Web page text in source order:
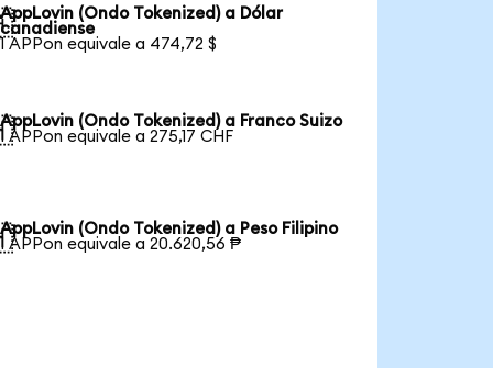
AppLovin (Ondo Tokenized) a Dólar
canadiense
1 APPon equivale a 474,72 $
AppLovin (Ondo Tokenized) a Franco Suizo
1 APPon equivale a 275,17 CHF
AppLovin (Ondo Tokenized) a Peso Filipino
1 APPon equivale a 20.620,56 ₱